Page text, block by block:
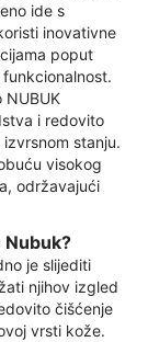
ide s
inovativne
poput
i redovito
stanju.
visokog
održavajući
Nubuk?
je slijediti
njihov izgled
čišćenje
vrsti kože.